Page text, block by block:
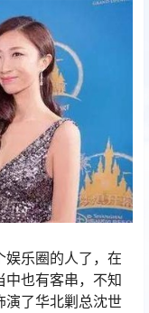
娱乐圈的人了，在
中也有客串，不知
演了华北剿总沈世